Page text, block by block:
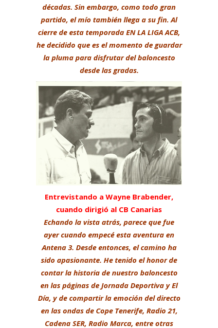
décadas. Sin embargo, como todo gran
partido, el mío también llega a su fin. Al
cierre de esta temporada EN LA LIGA ACB,
he decidido que es el momento de guardar
la pluma para disfrutar del baloncesto
desde las gradas.
Entrevistando a Wayne Brabender,
cuando dirigió al CB Canarias
Echando la vista atrás, parece que fue
ayer cuando empecé esta aventura en
Antena 3. Desde entonces, el camino ha
sido apasionante. He tenido el honor de
contar la historia de nuestro baloncesto
en las páginas de Jornada Deportiva y El
Día, y de compartir la emoción del directo
en las ondas de Cope Tenerife, Radio 21,
Cadena SER, Radio Marca, entre otras